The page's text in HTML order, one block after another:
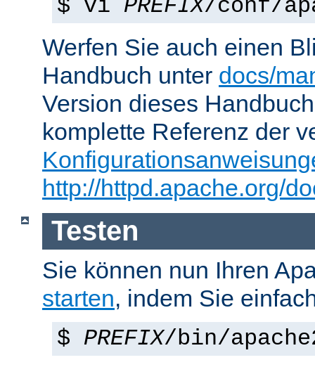
$ vi PREFIX/conf/
Werfen Sie auch einen
Handbuch unter docs/
Version dieses
komplette Referenz der
http://httpd.apache.org/
Testen
Sie können nun Ihren
starten, indem Sie
$ PREFIX/bin/